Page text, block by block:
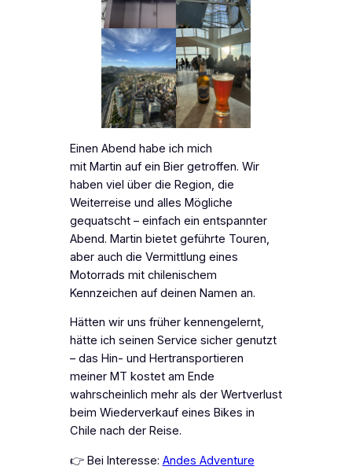
Einen Abend habe ich mich
mit Martin auf ein Bier getroffen. Wir
haben viel über die Region, die
Weiterreise und alles Mögliche
gequatscht – einfach ein entspannter
Abend. Martin bietet geführte Touren,
aber auch die Vermittlung eines
Motorrads mit chilenischem
Kennzeichen auf deinen Namen an.
Hätten wir uns früher kennengelernt,
hätte ich seinen Service sicher genutzt
– das Hin- und Hertransportieren
meiner MT kostet am Ende
wahrscheinlich mehr als der Wertverlust
beim Wiederverkauf eines Bikes in
Chile nach der Reise.
👉 Bei Interesse: Andes Adventure